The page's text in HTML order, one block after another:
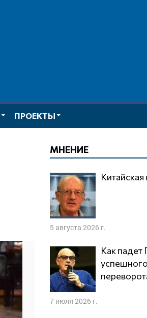
ПРОЕКТЫ
МНЕНИЕ
5 августа 2026 г.
Как падет Путин: Хроника
7 июля 2026 г.